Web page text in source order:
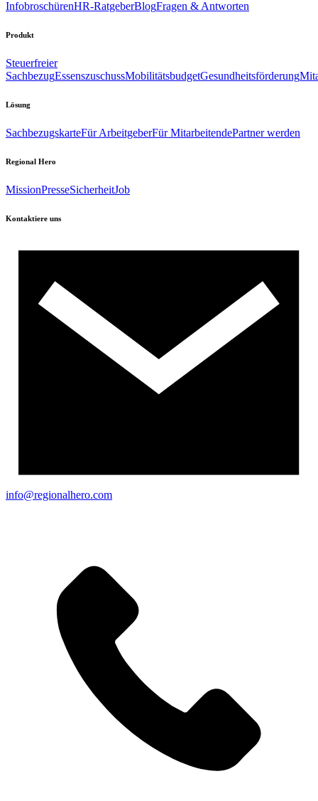
InfobroschürenHR-RatgeberBlogFragen & Antworten
Produkt
Steuerfreier
SachbezugEssenszuschussMobilitätsbudgetGesundheitsförderung
Lösung
SachbezugskarteFür ArbeitgeberFür MitarbeitendePartner werden
Regional Hero
MissionPresseSicherheitJob
Kontaktiere uns
info@regionalhero.com